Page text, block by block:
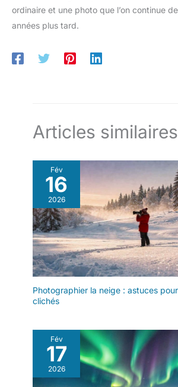
ordinaire et une photo que l’on continue
années plus tard.
Articles similaires
Fév
16
2026
Photographier la neige : astuces
clichés
Fév
17
2026